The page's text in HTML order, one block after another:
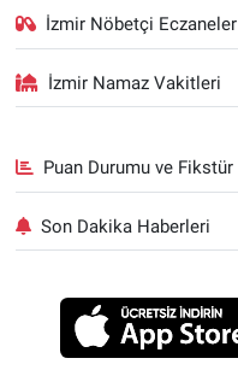
İzmir Nöbetçi Eczaneler
İzmir Namaz Vakitleri
Puan Durumu ve Fikstür
Son Dakika Haberleri